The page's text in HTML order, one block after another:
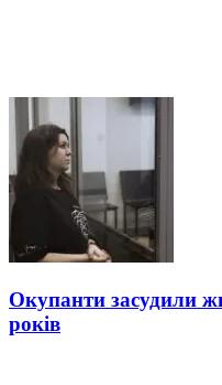
Окупанти засудили
років